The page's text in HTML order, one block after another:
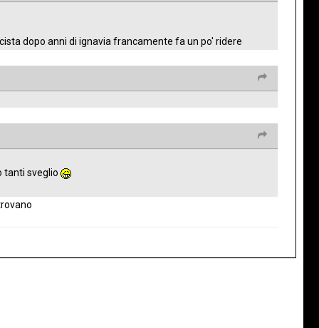
dopo anni di ignavia francamente fa un po' ridere
tanti sveglio